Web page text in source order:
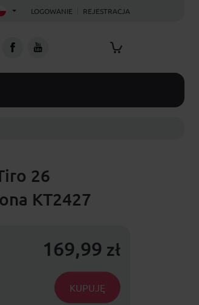
LOGOWANIE REJESTRACJA
26
KT2427
169,99 zł
KUPUJĘ